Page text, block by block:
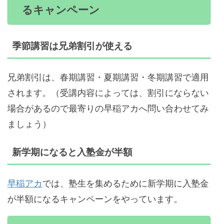
るキャンペーン
季節講習は兄弟割引が使える
兄弟割引は、春期講習・夏期講習・冬期講習で適用
されます。（受講内容によっては、割引にならない
場合があるので最寄りの早稲アカへ問い合わせてみ
ましょう）
新学期になると入塾金が半額
早稲アカでは、塾生を集めるために新学期に入塾金
が半額になるキャンペーンをやっています。